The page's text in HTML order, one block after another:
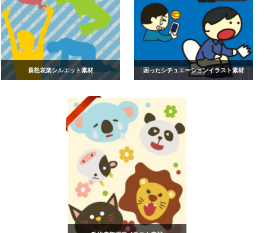
喜怒哀楽シルエット素材 困ったシチュエーションイラスト素材